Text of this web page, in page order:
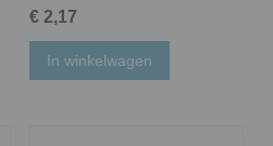
€ 2,17
In winkelwagen